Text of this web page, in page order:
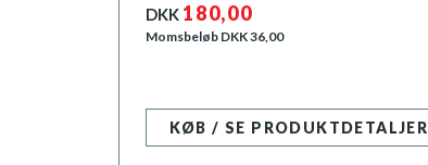
DKK 180,00
Momsbeløb DKK36,00
KØB / SE PRODUKTDETALJER